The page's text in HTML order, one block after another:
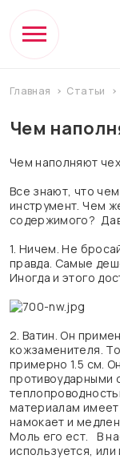
Главная Статьи
Чем
Чем наполняют
Все знают, что
инструмент. Чем
содержимого?
1. Ничем. Не
правда. Самые
Иногда и этого
2. Ватин. Он
кожзаменителя.
примерно 1.5 см.
противоударными
материалам
намокает и
Моль его ест. В
используется,